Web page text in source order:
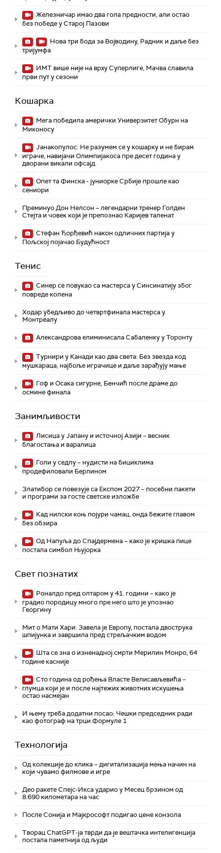
Железничар имао два гола предности, али остао
без победе у Старој Пазови
Нова три бода за Војводину, Радник и даље без
тријумфа
ИМТ више није на врху Суперлиге, Мачва славила
први пут у сезони
Кошарка
Мега победила амерички Универзитет Обурн на
Миконосу
Јанакопулос: Не разумем се у кошарку и не бирам
играче, навијачи Олимпијакоса пре десет година у
дворани викали офсајд
Опет та Финска - јуниорке Србије прошле као
сениори
Преминуо Дон Нелсон – легендарни тренер Голден
Стејта и човек који је препознао Каријев таленат
Стефан Ђорђевић након одличних партија у
Пољској појачао Будућност
Тенис
Синер се повукао са мастерса у Синсинатију због
повреде колена
Ходар убедљиво до четвртфинала мастерса у
Монтреалу
Александрова елиминисала Сабаленку у Торонту
Турнири у Канади као два света: Без звезда код
мушкараца, најбоље играчице и даље зарађују мање
Гоф и Осака сигурне, Бенчић после драме до
осмине финала
Занимљивости
Лисица у Јапану и источној Азији – весник
благостања и варалица
Голи у седлу – нудисти на бициклима
продефиловали Берлином
Златибор се повезује са Експом 2027 – посебни пакети
и програми за госте светске изложбе
Кад нилски коњ појури чамац, онда бежите главом
без обзира
Од Напуља до Спајдермена – како је кришка пице
постала симбол Њујорка
Свет познатих
Роналдо пред олтаром у 41. години – како је
градио породицу много пре него што је упознао
Георгину
Мит о Мати Хари: Завела је Европу, постала двострука
шпијунка и завршила пред стрељачким водом
Шта се зна о изненадној смрти Мерилин Монро, 64
године касније
Сто година од рођења Власте Велисављевића –
глумца који је и после најтежих животних искушења
остао насмејан
И њему треба додатни посао: Чешки председник ради
као фотограф на трци Формуле 1
Технологијa
Од колекције до клика – дигитализација мења начин на
који чувамо филмове и игре
Део ракете Спејс-Икса ударио у Месец брзином од
8.690 километара на час
После Сонија и Мајкрософт подигао цене конзола
Творац ChatGPT-ја тврди да је вештачка интелигенција
постала паметнија од људи